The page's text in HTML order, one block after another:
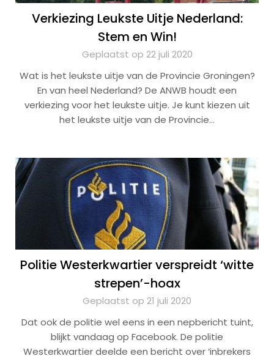
Verkiezing Leukste Uitje Nederland:
Stem en Win!
Geplaatst op 22 juli 2020
Wat is het leukste uitje van de Provincie Groningen?
En van heel Nederland? De ANWB houdt een
verkiezing voor het leukste uitje. Je kunt kiezen uit
het leukste uitje van de Provincie…
Politie Westerkwartier verspreidt ‘witte
strepen’-hoax
Geplaatst op 21 juli 2020
Dat ook de politie wel eens in een nepbericht tuint,
blijkt vandaag op Facebook. De politie
Westerkwartier deelde een bericht over ‘inbrekers